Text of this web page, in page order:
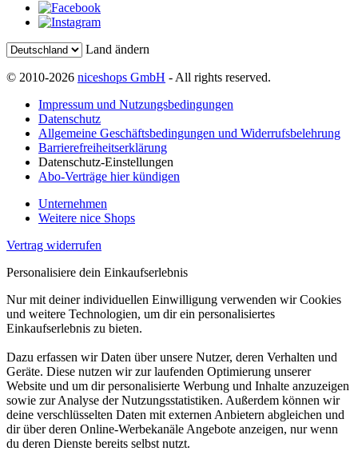
Land ändern
© 2010-2026 niceshops GmbH - All rights reserved.
Impressum und Nutzungsbedingungen
Datenschutz
Allgemeine Geschäftsbedingungen und Widerrufsbelehrung
Barrierefreiheitserklärung
Datenschutz-Einstellungen
Abo-Verträge hier kündigen
Unternehmen
Weitere nice Shops
Vertrag widerrufen
Personalisiere dein Einkaufserlebnis
Nur mit deiner individuellen Einwilligung verwenden wir Cookies
und weitere Technologien, um dir ein personalisiertes
Einkaufserlebnis zu bieten.
Dazu erfassen wir Daten über unsere Nutzer, deren Verhalten und
Geräte. Diese nutzen wir zur laufenden Optimierung unserer
Website und um dir personalisierte Werbung und Inhalte anzuzeigen
sowie zur Analyse der Nutzungsstatistiken. Außerdem können wir
deine verschlüsselten Daten mit externen Anbietern abgleichen und
dir über deren Online-Werbekanäle Angebote anzeigen, nur wenn
du deren Dienste bereits selbst nutzt.